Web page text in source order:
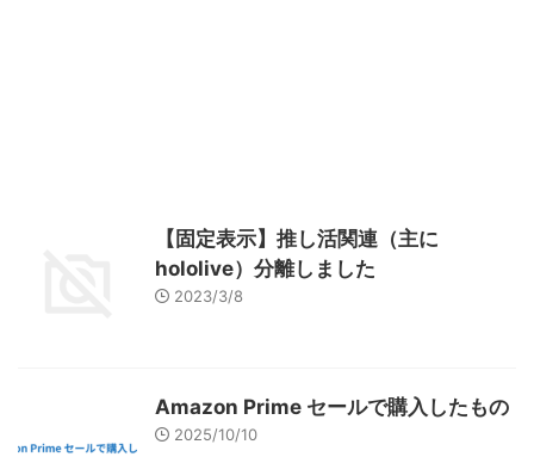
【固定表示】推し活関連（主に
hololive）分離しました
2023/3/8
Amazon Prime セールで購入したもの
2025/10/10